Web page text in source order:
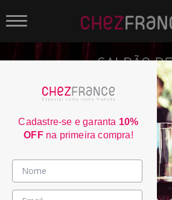
Vinhos >
Cadastre-se e garanta 10%
OFFna primeira compra!